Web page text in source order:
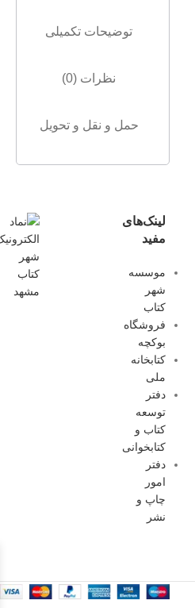
توضیحات تکمیلی
نظرات (0)
حمل و نقل و تحویل
لینک‌های
مفید
موسسه
شهر
کتاب
فروشگاه
بوکچه
کتابخانه
ملی
دفتر
توسعه
کتاب و
کتابخوانی
دفتر
امور
چاپ و
نشر